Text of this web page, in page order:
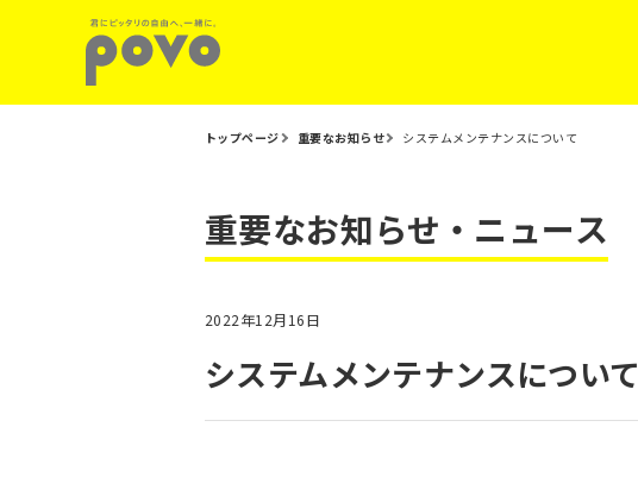
トップページ 重要なお知らせ システムメンテナンスについて
重要なお知らせ・ニュース
2022年12月16日
システムメンテナンスについて